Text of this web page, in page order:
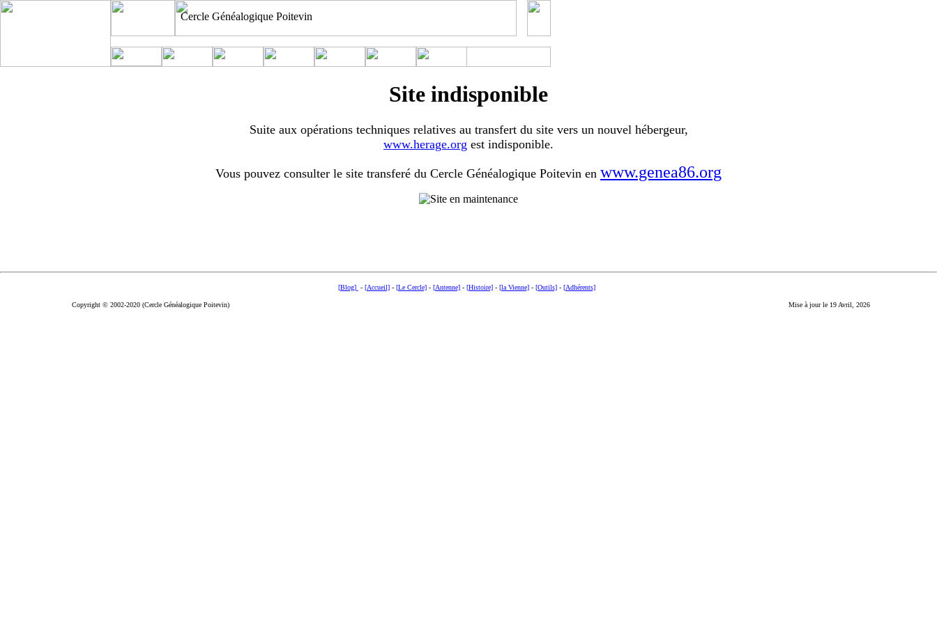
Cercle Généalogique Poitevin
Site indisponible
Suite aux opérations techniques relatives au transfert du site vers un nouvel hébergeur,
www.herage.org est indisponible.
Vous pouvez consulter le site transferé du Cercle Généalogique Poitevin en www.genea86.org
[Blog] - [Accueil]- [Le Cercle]- [Antenne]- [Histoire]- [la Vienne]- [Outils]- [Adhérents]
Copyright © 2002-2020 (Cercle Généalogique Poitevin) Mise à jour le 19 Avril, 2026